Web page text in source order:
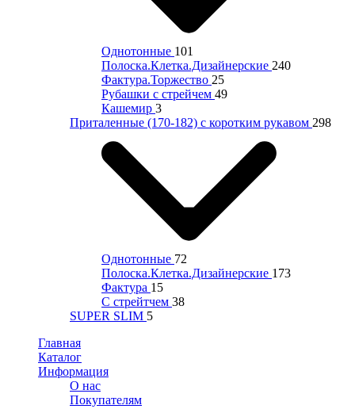
Однотонные 101
Полоска.Клетка.Дизайнерские 240
Фактура.Торжество 25
Рубашки с стрейчем 49
Кашемир 3
Приталенные (170-182) с коротким рукавом 298
Однотонные 72
Полоска.Клетка.Дизайнерские 173
Фактура 15
С стрейтчем 38
SUPER SLIM 5
Главная
Каталог
Информация
О нас
Покупателям